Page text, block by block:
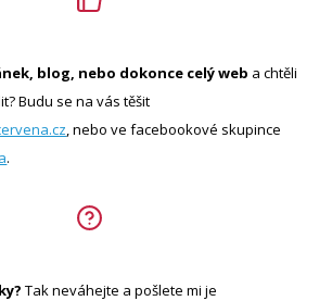
blog, nebo dokonce celý web a chtěli
Budu se na vás těšit
, nebo ve facebookové skupince
.
Tak neváhejte a pošlete mi je